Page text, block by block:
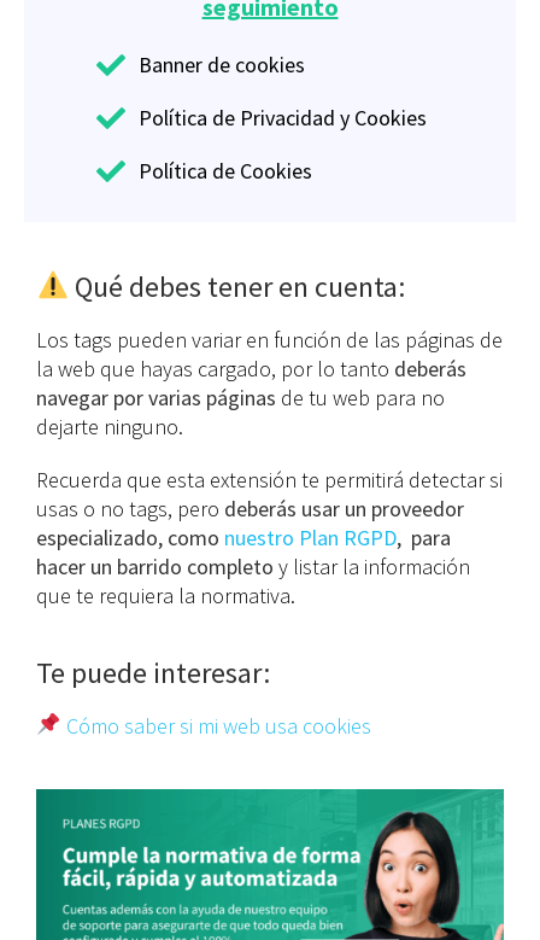
seguimiento
Banner de cookies
Política de Privacidad y Cookies
Política de Cookies
Qué debes tener en cuenta:
Los tags pueden variar en función de las páginas de
la web que hayas cargado, por lo tanto deberás
navegar por varias páginas de tu web para no
dejarte ninguno.
Recuerda que esta extensión te permitirá detectar si
usas o no tags, pero deberás usar un proveedor
especializado, como nuestro Plan RGPD, para
hacer un barrido completo y listar la información
que te requiera la normativa.
Te puede interesar:
Cómo saber si mi web usa cookies